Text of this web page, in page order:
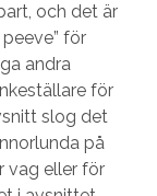
och det är
för
andra
för
slog det
på
vag eller för